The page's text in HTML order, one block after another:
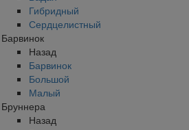
Гибридный
Сердцелистный
Барвинок
Назад
Барвинок
Большой
Малый
Бруннера
Назад